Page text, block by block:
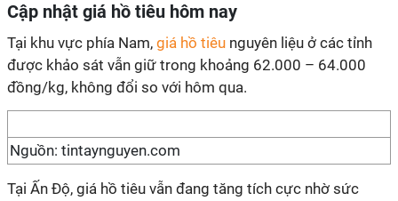
Cập nhật giá hồ tiêu hôm nay
Tại khu vực phía Nam, giá hồ tiêu nguyên liệu ở các tỉnh
được khảo sát vẫn giữ trong khoảng 62.000 – 64.000
đồng/kg, không đổi so với hôm qua.
Nguồn: tintaynguyen.com
Tại Ấn Độ, giá hồ tiêu vẫn đang tăng tích cực nhờ sức